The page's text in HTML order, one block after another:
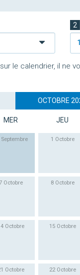
2
le calendrier, il ne
OCTOBRE
MER JEU
Septembre 1 Octobre
Octobre 8 Octobre
Octobre 15 Octobre
Octobre 22 Octobre